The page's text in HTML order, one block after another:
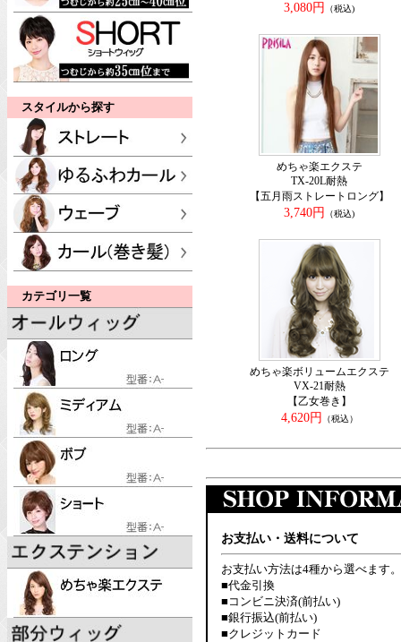
スタイルから探す
カテゴリ一覧
3,080円
（税込)
めちゃ楽エクステ
TX-20L耐熱
【五月雨ストレートロング】
3,740円
（税込)
めちゃ楽ボリュームエクステ
VX-21耐熱
【乙女巻き】
4,620円
（税込）
お支払い・送料について
お支払い方法は4種から選べます。
■代金引換
■コンビニ決済(前払い)
■銀行振込(前払い)
■クレジットカード